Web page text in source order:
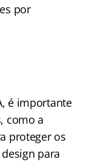
por
é importante
como a
proteger os
para